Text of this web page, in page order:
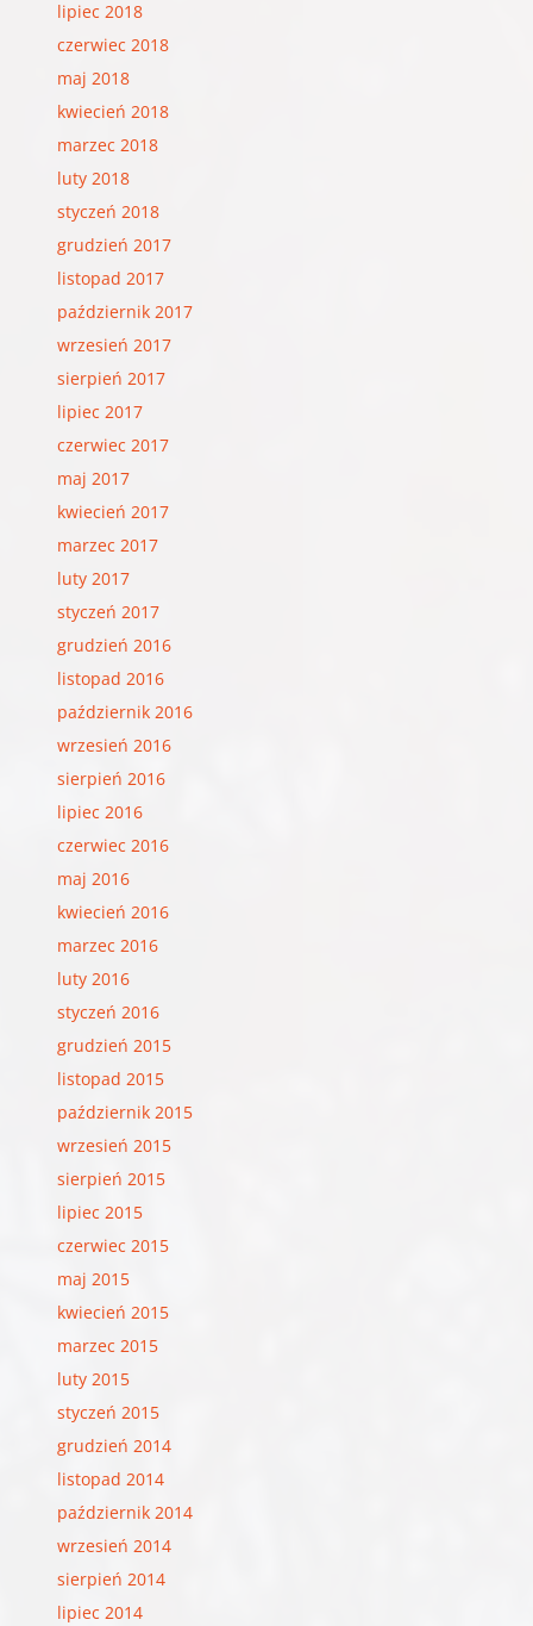
lipiec 2018
czerwiec 2018
maj 2018
kwiecień 2018
marzec 2018
luty 2018
styczeń 2018
grudzień 2017
listopad 2017
październik 2017
wrzesień 2017
sierpień 2017
lipiec 2017
czerwiec 2017
maj 2017
kwiecień 2017
marzec 2017
luty 2017
styczeń 2017
grudzień 2016
listopad 2016
październik 2016
wrzesień 2016
sierpień 2016
lipiec 2016
czerwiec 2016
maj 2016
kwiecień 2016
marzec 2016
luty 2016
styczeń 2016
grudzień 2015
listopad 2015
październik 2015
wrzesień 2015
sierpień 2015
lipiec 2015
czerwiec 2015
maj 2015
kwiecień 2015
marzec 2015
luty 2015
styczeń 2015
grudzień 2014
listopad 2014
październik 2014
wrzesień 2014
sierpień 2014
lipiec 2014